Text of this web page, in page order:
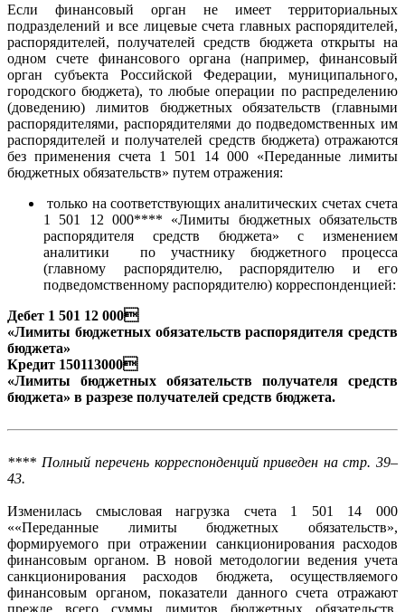
Если финансовый орган не имеет территориальных
подразделений и все лицевые счета главных распорядителей,
распорядителей, получателей средств бюджета открыты на
одном счете финансового органа (например, финансовый
орган субъекта Российской Федерации, муниципального,
городского бюджета), то любые операции по распределению
(доведению) лимитов бюджетных обязательств (главными
распорядителями, распорядителями до подведомственных им
распорядителей и получателей средств бюджета) отражаются
без применения счета 1 501 14 000 «Переданные лимиты
бюджетных обязательств» путем отражения:
только на соответствующих аналитических счетах счета
1 501 12 000**** «Лимиты бюджетных обязательств
распорядителя средств бюджета» с изменением
аналитики по участнику бюджетного процесса
(главному распорядителю, распорядителю и его
подведомственному распорядителю) корреспонденцией:
Дебет 1 501 12 000
«Лимиты бюджетных обязательств распорядителя средств
бюджета»
Кредит 150113000
«Лимиты бюджетных обязательств получателя средств
бюджета» в разрезе получателей средств бюджета.
**** Полный перечень корреспонденций приведен на стр. 39–
43.
Изменилась смысловая нагрузка счета 1 501 14 000
««Переданные лимиты бюджетных обязательств»,
формируемого при отражении санкционирования расходов
финансовым органом. В новой методологии ведения учета
санкционирования расходов бюджета, осуществляемого
финансовым органом, показатели данного счета отражают
прежде всего суммы лимитов бюджетных обязательств,